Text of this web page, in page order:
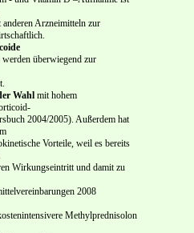
Arzneimitteln zur
überwiegend zur
Wahl mit hohem
2004/2005). Außerdem hat
Vorteile, weil es bereits
Wirkungseintritt und damit zu
2008
Methylprednisolon